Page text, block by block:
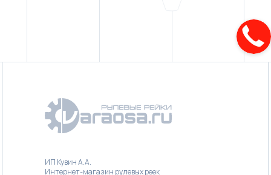
ИП Кувин А.А.
Интернет-магазин рулевых реек